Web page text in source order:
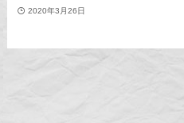
2020年3月26日